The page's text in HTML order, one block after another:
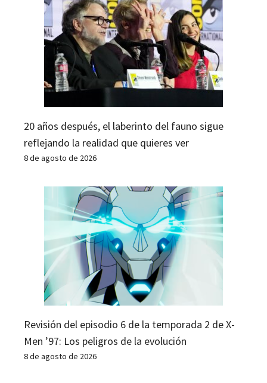
20 años después, el laberinto del fauno sigue
reflejando la realidad que quieres ver
8 de agosto de 2026
Revisión del episodio 6 de la temporada 2 de X-
Men ’97: Los peligros de la evolución
8 de agosto de 2026